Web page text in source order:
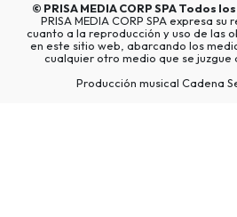
© PRISA MEDIA CORP SPATodos
PRISA MEDIA CORP SPA expresa
cuanto a la reproducción y uso de las
en este sitio web, abarcando los
cualquier otro medio que se juzgue
Producción musical Cadena